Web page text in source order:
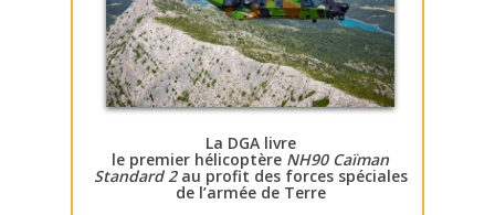
La DGA livre
le premier hélicoptère NH90 Caïman
Standard 2au profit des forces spéciales
de l’armée de Terre